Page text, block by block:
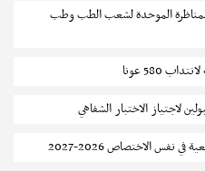
للمناظرة الموحدة لشعب الطب وطب
580 عونا
لاجتياز الاختبار الشفاهي
نفس الاختصاص 2026-2027